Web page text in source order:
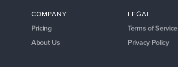
COMPANY
Pricing
About Us
LEGAL
Terms of Service
Privacy Policy